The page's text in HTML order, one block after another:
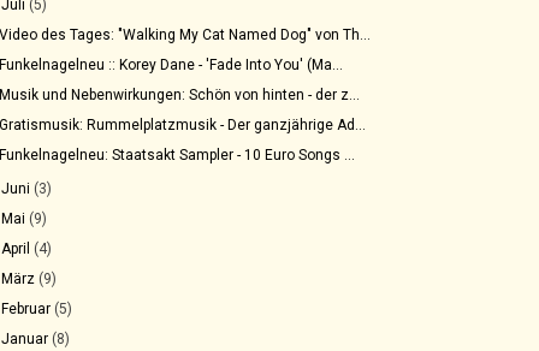
Juli (5)
Video des Tages: "Walking My Cat Named Dog" von Th...
Funkelnagelneu :: Korey Dane - 'Fade Into You' (Ma...
Musik und Nebenwirkungen: Schön von hinten - der z...
Gratismusik: Rummelplatzmusik - Der ganzjährige Ad...
Funkelnagelneu: Staatsakt Sampler - 10 Euro Songs ...
Juni (3)
Mai (9)
April (4)
März (9)
Februar (5)
Januar (8)